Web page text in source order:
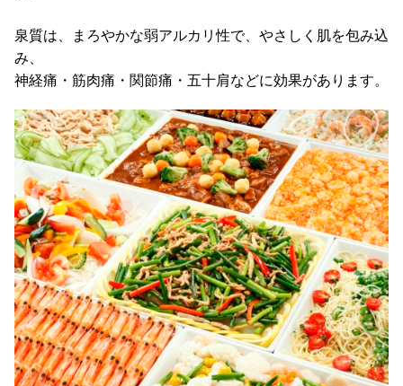
泉質は、まろやかな弱アルカリ性で、やさしく肌を包み込
み、
神経痛・筋肉痛・関節痛・五十肩などに効果があります。